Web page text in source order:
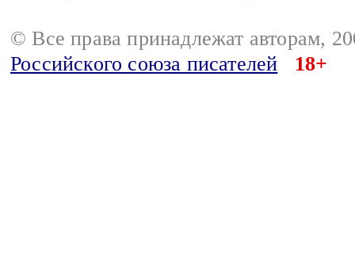
© Все права принадлежат авторам,
Российского союза писателей
18+